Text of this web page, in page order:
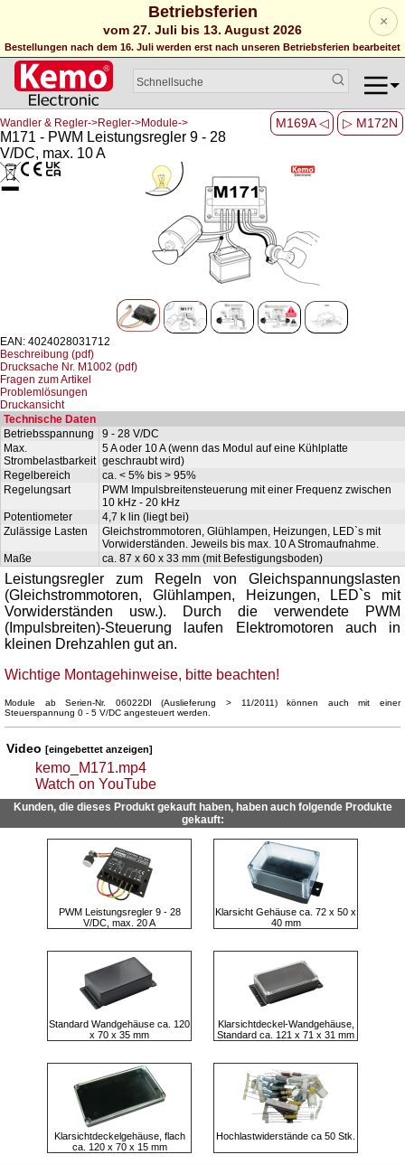
Betriebsferien
vom 27. Juli bis 13. August 2026
Bestellungen nach dem 16. Juli werden erst nach unseren Betriebsferien bearbeitet
×
M169A ◁ ▷ M172N
Wandler & Regler->Regler->Module->
M171 - PWM Leistungsregler 9 - 28
V/DC, max. 10 A
EAN: 4024028031712
Beschreibung (pdf)
Drucksache Nr. M1002 (pdf)
Fragen zum Artikel
Problemlösungen
Druckansicht
Technische Daten
Betriebsspannung
9 - 28 V/DC
Max.
Strombelastbarkeit
5 A oder 10 A (wenn das Modul auf eine Kühlplatte
geschraubt wird)
Regelbereich
ca. < 5% bis > 95%
Regelungsart
PWM Impulsbreitensteuerung mit einer Frequenz zwischen
10 kHz - 20 kHz
Potentiometer
4,7 k lin (liegt bei)
Zulässige Lasten
Gleichstrommotoren, Glühlampen, Heizungen, LED`s mit
Vorwiderständen. Jeweils bis max. 10 A Stromaufnahme.
Maße
ca. 87 x 60 x 33 mm (mit Befestigungsboden)
Leistungsregler zum Regeln von Gleichspannungslasten
(Gleichstrommotoren, Glühlampen, Heizungen, LED`s mit
Vorwiderständen usw.). Durch die verwendete PWM
(Impulsbreiten)-Steuerung laufen Elektromotoren auch in
kleinen Drehzahlen gut an.
Wichtige Montagehinweise, bitte beachten!
Module ab Serien-Nr. 06022DI (Auslieferung > 11/2011) können auch mit einer
Steuerspannung 0 - 5 V/DC angesteuert werden.
Video [eingebettet anzeigen]
kemo_M171.mp4
Watch on YouTube
Kunden, die dieses Produkt gekauft haben, haben auch folgende Produkte
gekauft:
PWM Leistungsregler 9 - 28
V/DC, max. 20 A
Klarsicht Gehäuse ca. 72 x 50 x
40 mm
Standard Wandgehäuse ca. 120
x 70 x 35 mm
Klarsichtdeckel-Wandgehäuse,
Standard ca. 121 x 71 x 31 mm
Klarsichtdeckelgehäuse, flach
ca. 120 x 70 x 15 mm
Hochlastwiderstände ca 50 Stk.